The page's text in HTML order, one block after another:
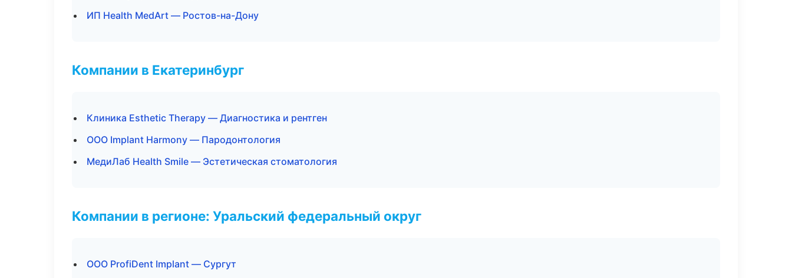
ИП Health MedArt — Ростов-на-Дону
Компании в Екатеринбург
Клиника Esthetic Therapy — Диагностика и рентген
ООО Implant Harmony — Пародонтология
МедиЛаб Health Smile — Эстетическая стоматология
Компании в регионе: Уральский федеральный округ
ООО ProfiDent Implant — Сургут